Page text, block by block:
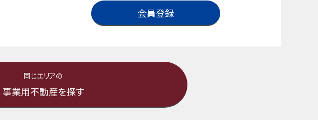
会員登録
同じエリアの
事業用不動産を探す